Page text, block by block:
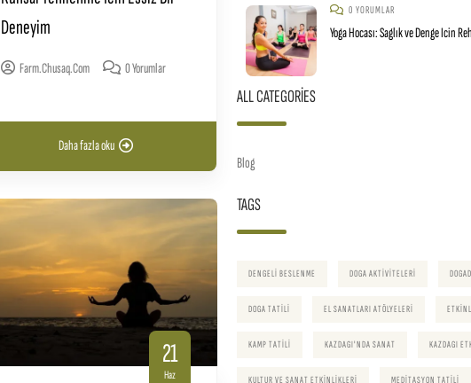
Deneyim
Farm.chusaq.com 0 Yorumlar
Daha fazla oku
21
Haz
0 YORUMLAR
Yoga Hocası: Saglık ve Denge Icin
ALL CATEGORIES
Blog
TAGS
DENGELI BESLENME DOGA AKTIVITELERI
DOGA TATILI EL SANATLARI ATÖLYELERI
KAMP TATILI KAZDAGI'NDA SANAT KAZDAGI
KULTUR VE SANAT ETKINLIKLERI MEDITASYON TATILI